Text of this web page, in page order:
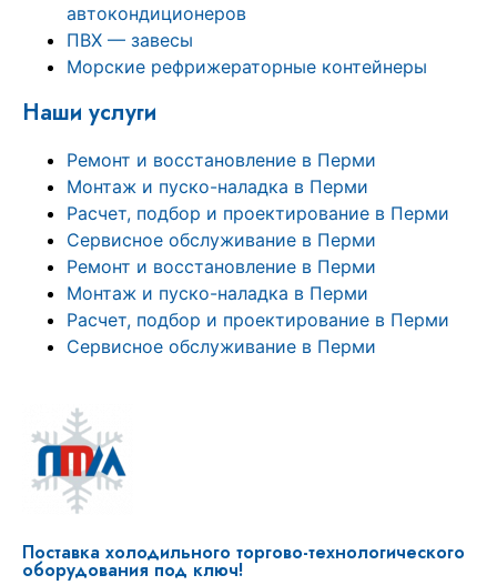
автокондиционеров
ПВХ — завесы
Морские рефрижераторные контейнеры
Наши услуги
Ремонт и восстановление в Перми
Монтаж и пуско-наладка в Перми
Расчет, подбор и проектирование в Перми
Сервисное обслуживание в Перми
Ремонт и восстановление в Перми
Монтаж и пуско-наладка в Перми
Расчет, подбор и проектирование в Перми
Сервисное обслуживание в Перми
Поставка холодильного торгово-технологического
оборудования под ключ!